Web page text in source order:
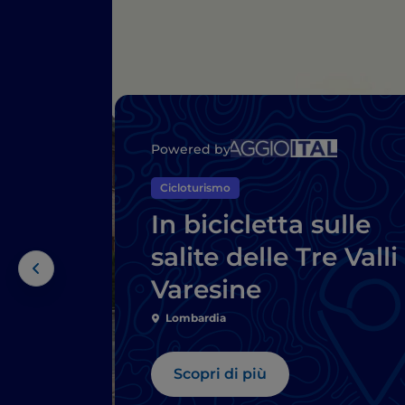
Powered by
Cicloturismo
In bicicletta sulle
salite delle Tre Valli
Varesine
Lombardia
Scopri di più